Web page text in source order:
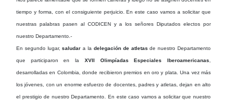
tiempo y forma, con el consiguiente perjuicio. En este caso vamos a solicitar que
nuestras palabras pasen al CODICEN y a los señores Diputados electos por
nuestro Departamento.-
En segundo lugar,saludar a la delegación de atletas de nuestro Departamento
que participaron en la XVII Olimpíadas Especiales Iberoamericanas
desarrolladas en Colombia, donde recibieron premios en oro y plata. Una vez más
los jóvenes, con un enorme esfuerzo de docentes, padres y atletas, dejan en alto
el prestigio de nuestro Departamento. En este caso vamos a solicitar que nuestro